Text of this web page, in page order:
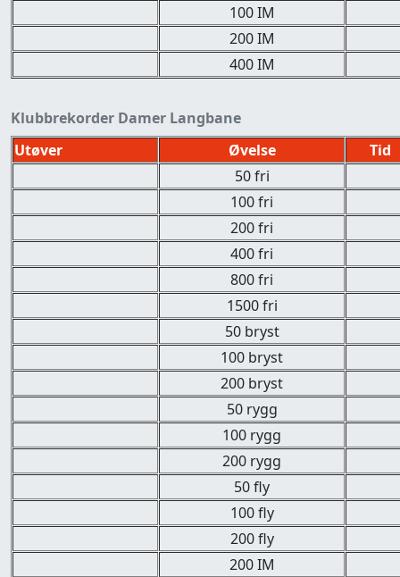
100 IM
200 IM
400 IM
Klubbrekorder Damer Langbane
Utøver
Øvelse
Tid
50 fri
100 fri
200 fri
400 fri
800 fri
1500 fri
50 bryst
100 bryst
200 bryst
50 rygg
100 rygg
200 rygg
50 fly
100 fly
200 fly
200 IM